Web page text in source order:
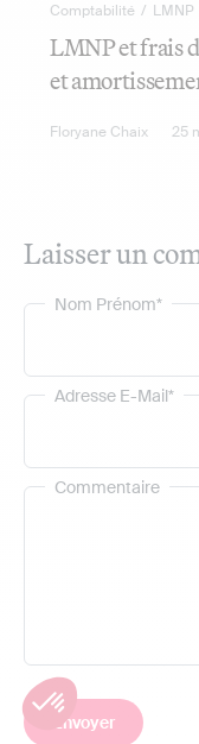
Comptabilité / LMNP
LMNP et frais
et
Floryane Chaix 25
Laisser un
Commentaire
Nom Prénom*
Adresse E-Mail*